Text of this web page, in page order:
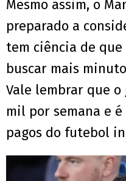
Mesmo assim, o
preparado a
tem ciência de
buscar mais
Vale lembrar que o
mil por semana e
pagos do futebol